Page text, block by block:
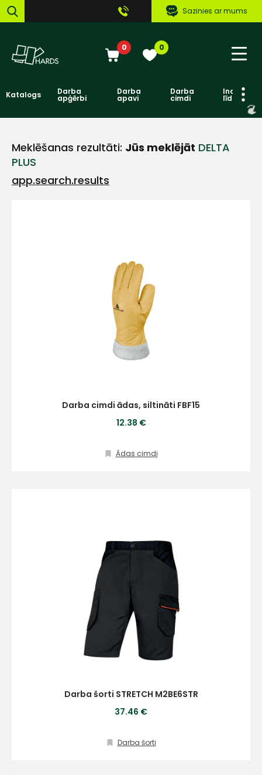
Sazinies ar mums
0 0
Katalogs Darba
apģērbi
Darba
apavi
Darba
cimdi līdzekļi
Meklēšanas rezultāti: Jūs meklējāt DELTA
PLUS
app.search.results
Darba cimdi ādas, siltināti FBF15
12.38 €
Ādas cimdi
Darba šorti STRETCH M2BE6STR
37.46 €
Darba šorti